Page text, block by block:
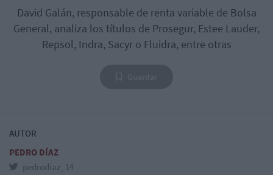
David Galán, responsable de renta variable de Bolsa
General, analiza los títulos de Prosegur, Estee Lauder,
Repsol, Indra, Sacyr o Fluidra, entre otras
AUTOR
PEDRO DÍAZ
pedrodiaz_14